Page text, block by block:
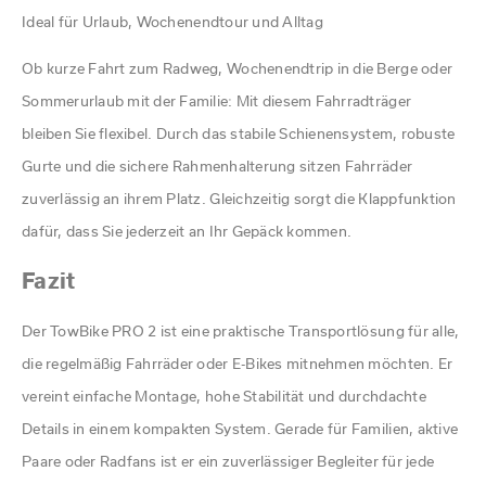
Ideal für Urlaub, Wochenendtour und Alltag
Ob kurze Fahrt zum Radweg, Wochenendtrip in die Berge oder
Sommerurlaub mit der Familie: Mit diesem Fahrradträger
bleiben Sie flexibel. Durch das stabile Schienensystem, robuste
Gurte und die sichere Rahmenhalterung sitzen Fahrräder
zuverlässig an ihrem Platz. Gleichzeitig sorgt die Klappfunktion
dafür, dass Sie jederzeit an Ihr Gepäck kommen.
Fazit
Der TowBike PRO 2 ist eine praktische Transportlösung für alle,
die regelmäßig Fahrräder oder E-Bikes mitnehmen möchten. Er
vereint einfache Montage, hohe Stabilität und durchdachte
Details in einem kompakten System. Gerade für Familien, aktive
Paare oder Radfans ist er ein zuverlässiger Begleiter für jede